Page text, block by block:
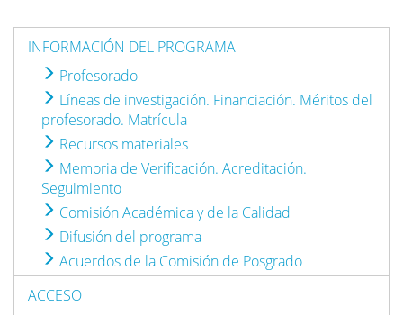
INFORMACIÓN DEL PROGRAMA
Profesorado
Líneas de investigación. Financiación. Méritos del
profesorado. Matrícula
Recursos materiales
Memoria de Verificación. Acreditación.
Seguimiento
Comisión Académica y de la Calidad
Difusión del programa
Acuerdos de la Comisión de Posgrado
ACCESO